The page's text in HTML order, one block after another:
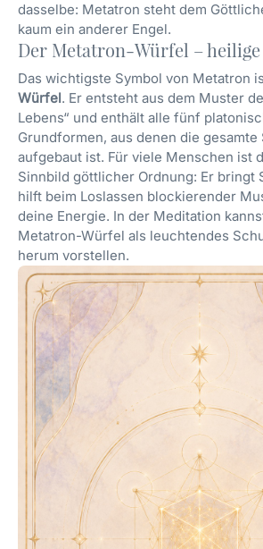
dasselbe: Metatron steht dem
kaum ein anderer Engel.
Der Metatron-Würfel –
Das wichtigste Symbol von Metatron
Würfel. Er entsteht aus dem Muster
Lebens“ und enthält alle fünf
Grundformen, aus denen die gesamte
aufgebaut ist. Für viele Menschen ist
Sinnbild göttlicher Ordnung: Er bringt
hilft beim Loslassen blockierender
deine Energie. In der Meditation
Metatron-Würfel als leuchtendes
herum vorstellen.